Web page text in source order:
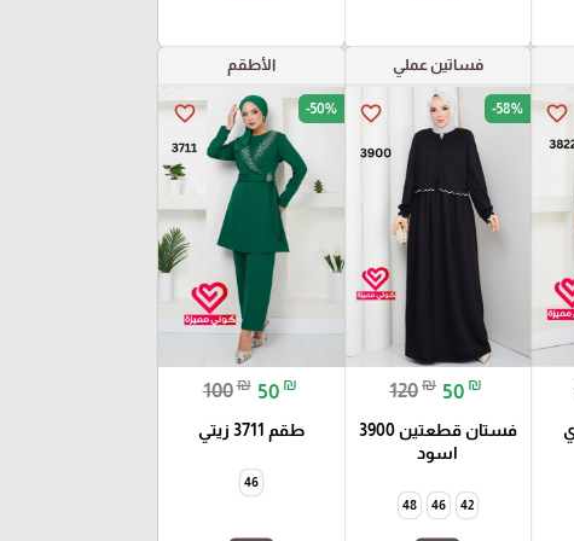
favorite_border
فساتين عملي
favorite_border -58%
120₪ 50 ₪
فستان قطعتين 3900
اسود
42
46
48
الأطقم
favorite_border -50%
100₪ 50 ₪
طقم 3711 زيتي
46